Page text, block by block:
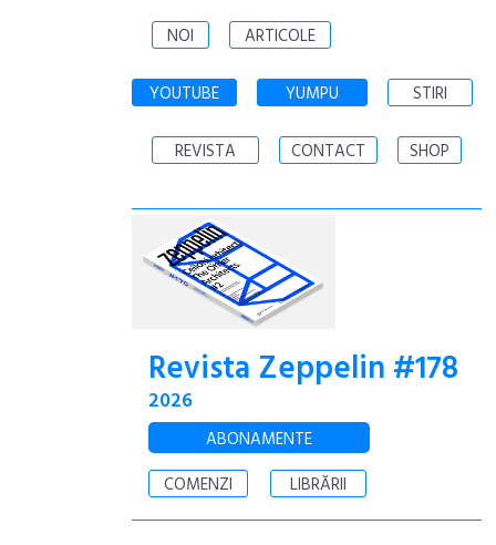
NOI ARTICOLE
YOUTUBE YUMPU STIRI
REVISTA CONTACT SHOP
Revista Zeppelin #178
2026
ABONAMENTE
COMENZI
LIBRĂRII